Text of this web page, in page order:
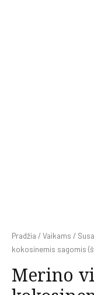
Pradžia /Vaikams /
kokosinemis sagomis
Merino